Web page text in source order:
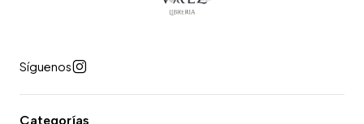
Síguenos
Categorías